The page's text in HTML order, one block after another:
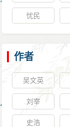
忧民
作者
吴文英
刘宰
史浩